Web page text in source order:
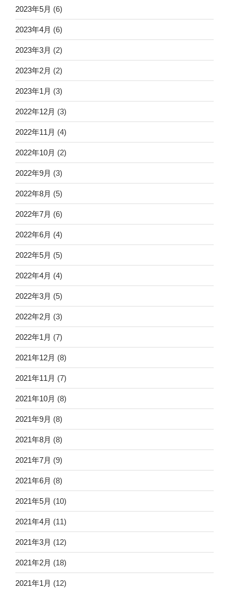
2023年5月 (6)
2023年4月 (6)
2023年3月 (2)
2023年2月 (2)
2023年1月 (3)
2022年12月 (3)
2022年11月 (4)
2022年10月 (2)
2022年9月 (3)
2022年8月 (5)
2022年7月 (6)
2022年6月 (4)
2022年5月 (5)
2022年4月 (4)
2022年3月 (5)
2022年2月 (3)
2022年1月 (7)
2021年12月 (8)
2021年11月 (7)
2021年10月 (8)
2021年9月 (8)
2021年8月 (8)
2021年7月 (9)
2021年6月 (8)
2021年5月 (10)
2021年4月 (11)
2021年3月 (12)
2021年2月 (18)
2021年1月 (12)